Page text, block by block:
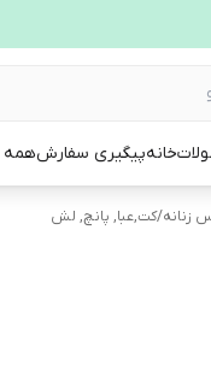
خانهپیگیری سفارشهمه
زنانه/کت,عبا, پانچ, لش